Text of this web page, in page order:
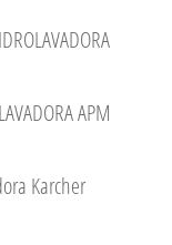
APM
Karcher